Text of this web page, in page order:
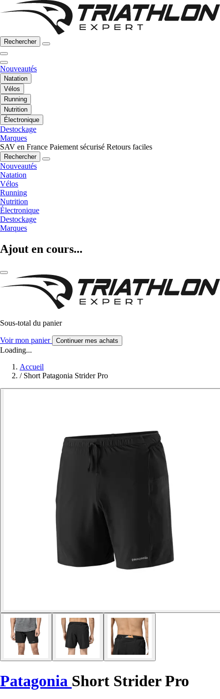
Rechercher
Nouveautés
Natation
Vélos
Running
Nutrition
Électronique
Destockage
Marques
SAV en France Paiement sécurisé Retours faciles
Rechercher
Nouveautés
Natation
Vélos
Running
Nutrition
Électronique
Destockage
Marques
Ajout en cours...
Sous-total du panier
Voir mon panier Continuer mes achats
Loading...
Accueil
/ Short Patagonia Strider Pro
Patagonia Short Strider Pro